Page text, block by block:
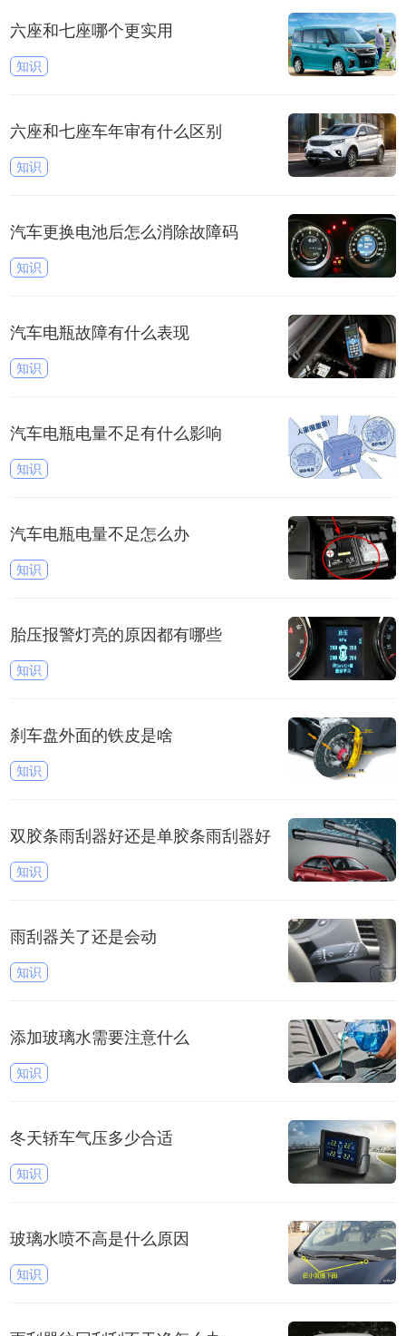
六座和七座哪个更实用
知识
六座和七座车年审有什么区别
知识
汽车更换电池后怎么消除故障码
知识
汽车电瓶故障有什么表现
知识
汽车电瓶电量不足有什么影响
知识
汽车电瓶电量不足怎么办
知识
胎压报警灯亮的原因都有哪些
知识
刹车盘外面的铁皮是啥
知识
双胶条雨刮器好还是单胶条雨刮器好
知识
雨刮器关了还是会动
知识
添加玻璃水需要注意什么
知识
冬天轿车气压多少合适
知识
玻璃水喷不高是什么原因
知识